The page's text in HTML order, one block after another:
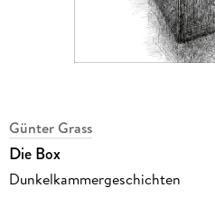
Günter Grass
Die Box
Dunkelkammergeschichten